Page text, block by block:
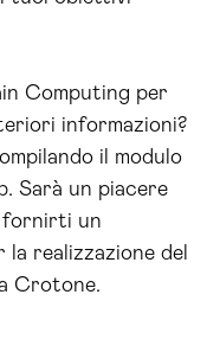
Computing per
informazioni?
il modulo
Sarà un piacere
fornirti un
realizzazione del
Crotone.